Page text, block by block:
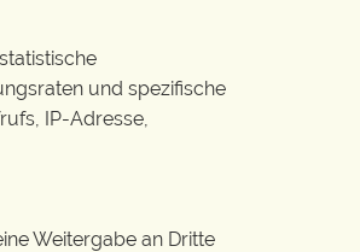
und spezifische
IP-Adresse,
Weitergabe an Dritte